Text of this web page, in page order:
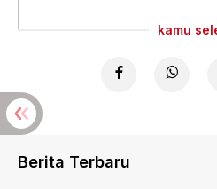
kamu
Berita Terbaru